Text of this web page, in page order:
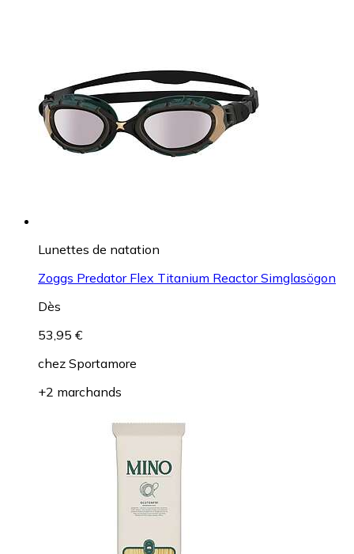
Lunettes de natation
Zoggs Predator Flex Titanium Reactor Simglasögon
Dès
53,95 €
chez Sportamore
+2 marchands